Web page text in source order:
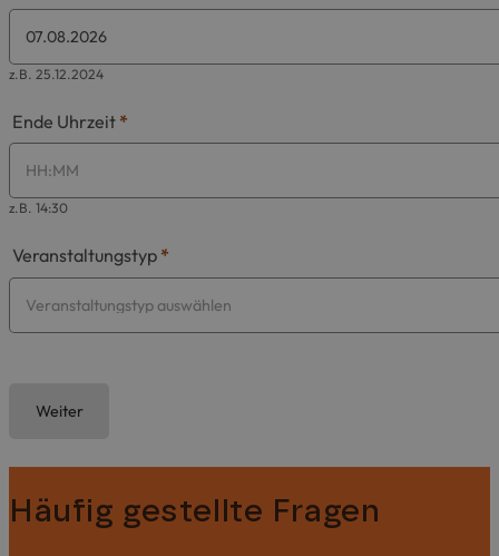
z.B. 25.12.2024
Ende Uhrzeit *
z.B. 14:30
Veranstaltungstyp *
Weiter
Häufig gestellte Fragen